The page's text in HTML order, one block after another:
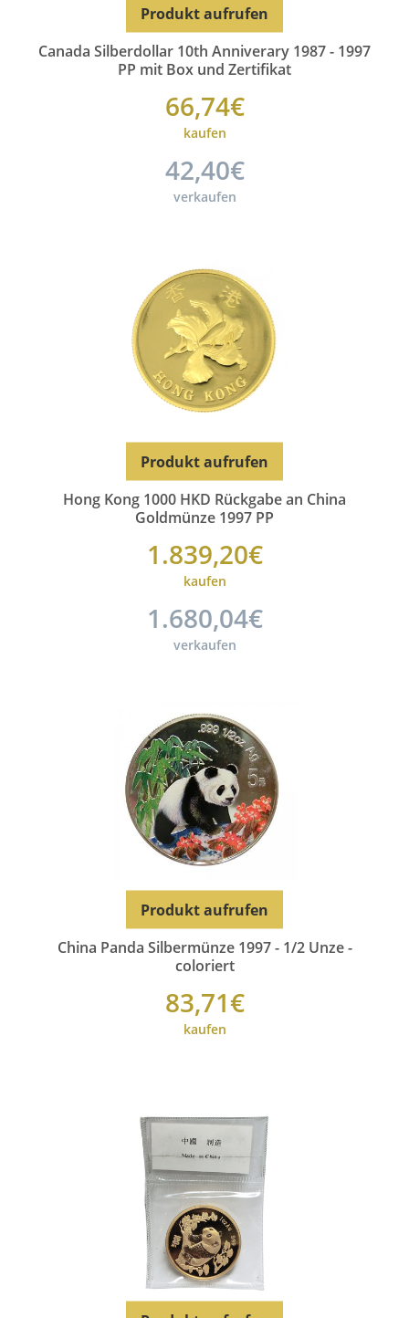
Canada Silberdollar 10th Anniverary 1987 - 1997
PP mit Box und Zertifikat
66,74€
kaufen
42,40€
verkaufen
Produkt aufrufen
Hong Kong 1000 HKD Rückgabe an China
Goldmünze 1997 PP
1.839,20€
kaufen
1.680,04€
verkaufen
Produkt aufrufen
China Panda Silbermünze 1997 - 1/2 Unze -
coloriert
83,71€
kaufen
Produkt aufrufen